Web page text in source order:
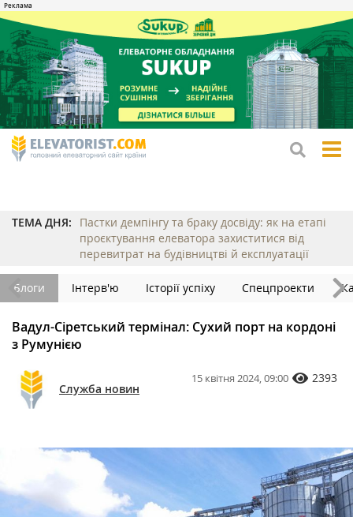
ТЕМА ДНЯ:
Пастки демпінгу та браку досвіду: як на етапі
проєктування елеватора захиститися від
перевитрат на будівництві й експлуатації
Блоги Інтерв'ю Історії успіху Спецпроекти
Вадул-Сіретський термінал: Сухий порт на кордоні
з Румунією
Служба новин
15 квітня 2024, 09:00 2393